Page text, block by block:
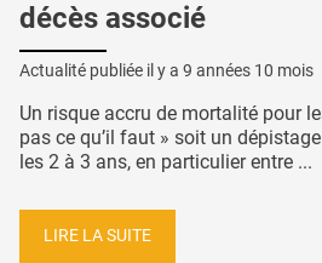
décès associé
Actualité publiée il y a 9 années 10 mois
Un risque accru de mortalité pour
pas ce qu’il faut » soit un
les 2 à 3 ans, en particulier entre ...
LIRE LA SUITE